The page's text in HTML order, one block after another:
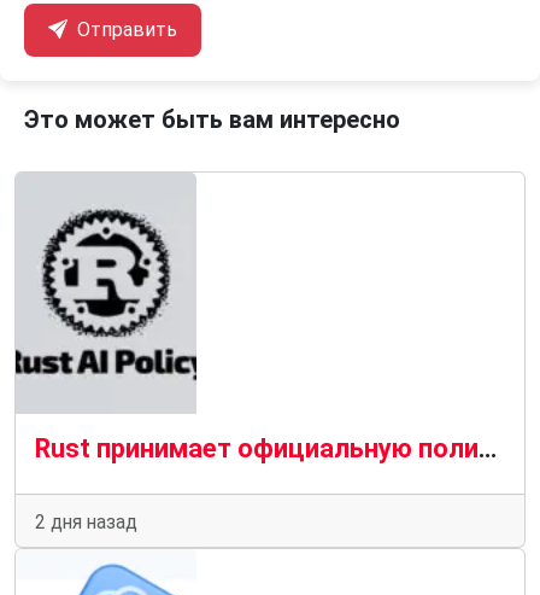
Отправить
Это может быть вам интересно
Rust принимает официальную политику в отношении вкладов, генерируемых искусственным интеллектом
2 дня назад